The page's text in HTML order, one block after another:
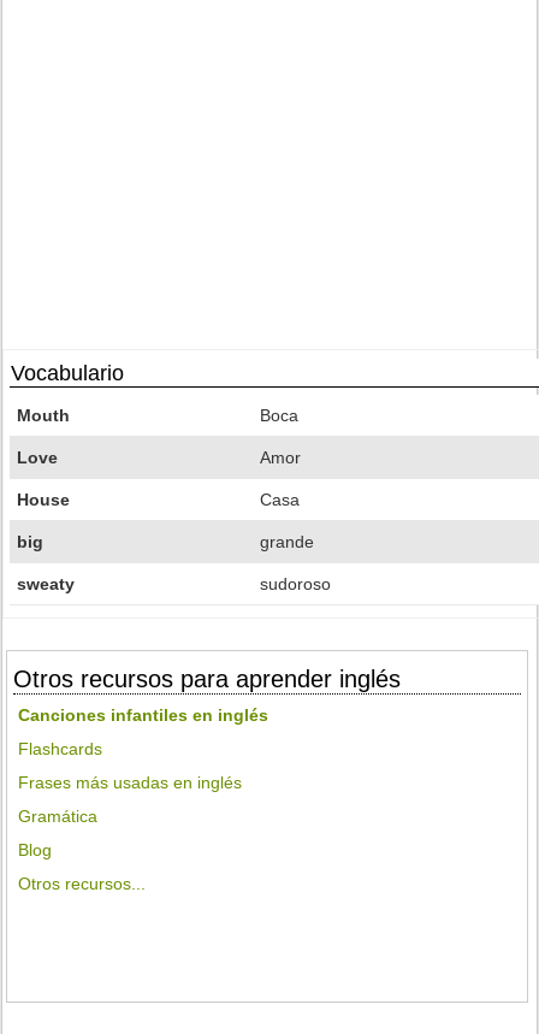
Vocabulario
Mouth Boca
Love Amor
House Casa
big grande
sweaty sudoroso
Otros recursos para aprender inglés
Canciones infantiles en inglés
Flashcards
Frases más usadas en inglés
Gramática
Blog
Otros recursos...